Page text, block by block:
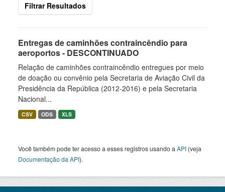
Filtrar Resultados
Entregas de caminhões contraincêndio para
aeroportos - DESCONTINUADO
Relação de caminhões contraincêndio entregues por meio
de doação ou convênio pela Secretaria de Aviação Civil da
Presidência da República (2012-2016) e pela Secretaria
Nacional...
CSV ODS XLS
Você também pode ter acesso a esses registros usando a API (veja
Documentação da API).